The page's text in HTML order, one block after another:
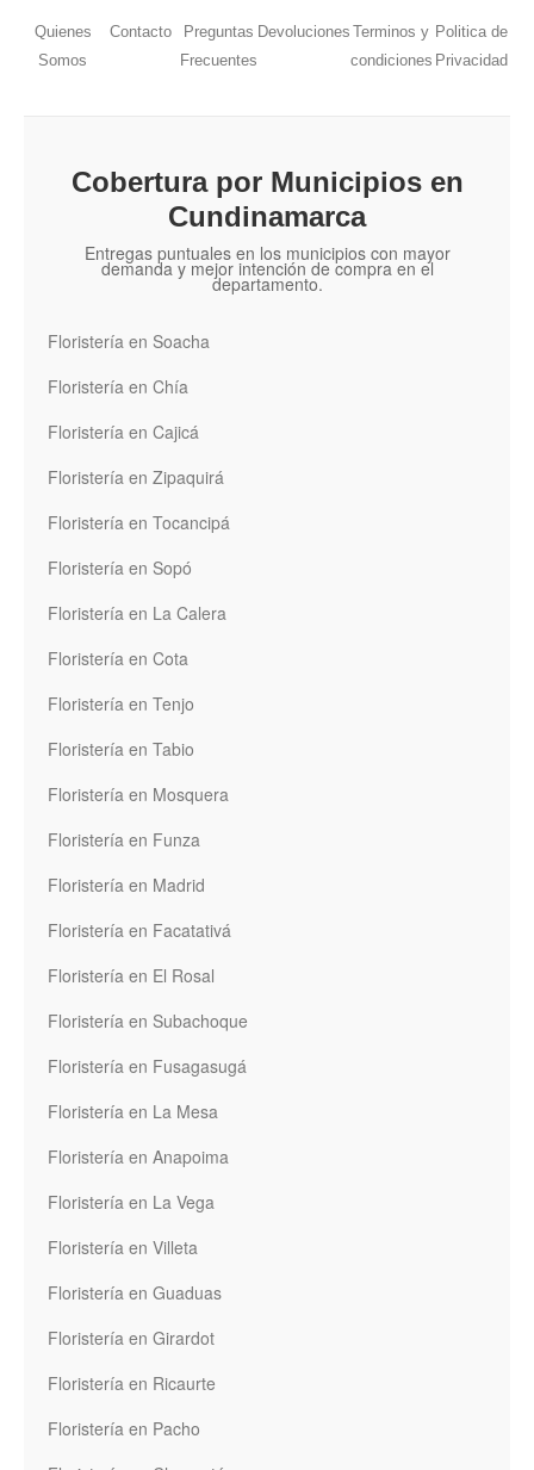
Quienes
Somos
Contacto
Preguntas
Frecuentes
Devoluciones Terminos y
condiciones
Politica de
Privacidad
Cobertura por Municipios en
Cundinamarca
Entregas puntuales en los municipios con mayor
demanda y mejor intención de compra en el
departamento.
Floristería en Soacha
Floristería en Chía
Floristería en Cajicá
Floristería en Zipaquirá
Floristería en Tocancipá
Floristería en Sopó
Floristería en La Calera
Floristería en Cota
Floristería en Tenjo
Floristería en Tabio
Floristería en Mosquera
Floristería en Funza
Floristería en Madrid
Floristería en Facatativá
Floristería en El Rosal
Floristería en Subachoque
Floristería en Fusagasugá
Floristería en La Mesa
Floristería en Anapoima
Floristería en La Vega
Floristería en Villeta
Floristería en Guaduas
Floristería en Girardot
Floristería en Ricaurte
Floristería en Pacho